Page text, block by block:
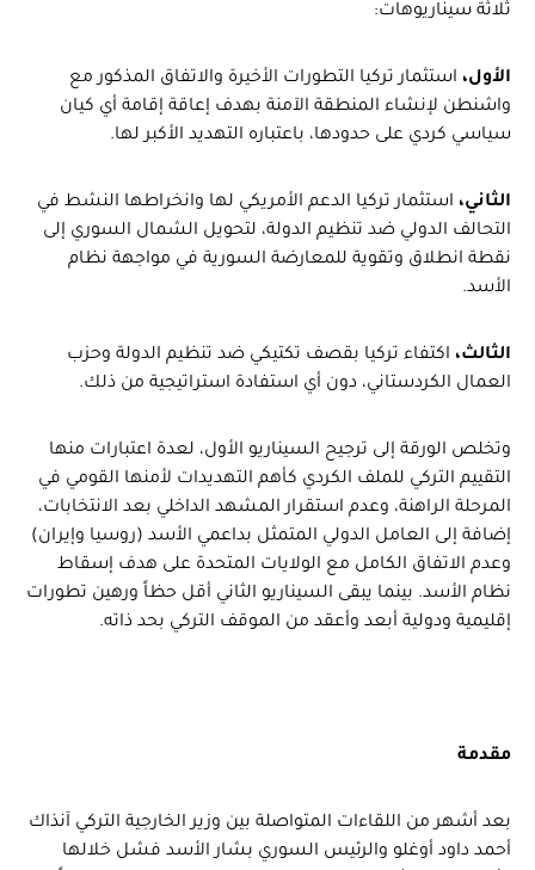
ثلاثة سيناريوهات:
الأول، استثمار تركيا التطورات الأخيرة والاتفاق المذكور مع
واشنطن لإنشاء المنطقة الآمنة بهدف إعاقة إقامة أي كيان
سياسي كردي على حدودها، باعتباره التهديد الأكبر لها.
الثاني، استثمار تركيا الدعم الأمريكي لها وانخراطها النشط في
التحالف الدولي ضد تنظيم الدولة، لتحويل الشمال السوري إلى
نقطة انطلاق وتقوية للمعارضة السورية في مواجهة نظام
الأسد.
الثالث، اكتفاء تركيا بقصف تكتيكي ضد تنظيم الدولة وحزب
العمال الكردستاني، دون أي استفادة استراتيجية من ذلك.
وتخلص الورقة إلى ترجيح السيناريو الأول، لعدة اعتبارات منها
التقييم التركي للملف الكردي كأهم التهديدات لأمنها القومي في
المرحلة الراهنة، وعدم استقرار المشهد الداخلي بعد الانتخابات،
إضافة إلى العامل الدولي المتمثل بداعمي الأسد (روسيا وإيران)
وعدم الاتفاق الكامل مع الولايات المتحدة على هدف إسقاط
نظام الأسد. بينما يبقى السيناريو الثاني أقل حظاً ورهين تطورات
إقليمية ودولية أبعد وأعقد من الموقف التركي بحد ذاته.
مقدمة
بعد أشهر من اللقاءات المتواصلة بين وزير الخارجية التركي آنذاك
أحمد داود أوغلو والرئيس السوري بشار الأسد فشل خلالها